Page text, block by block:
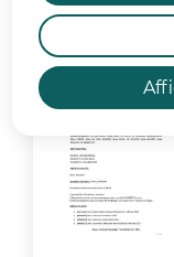
sont
En savoir plus
Procès-